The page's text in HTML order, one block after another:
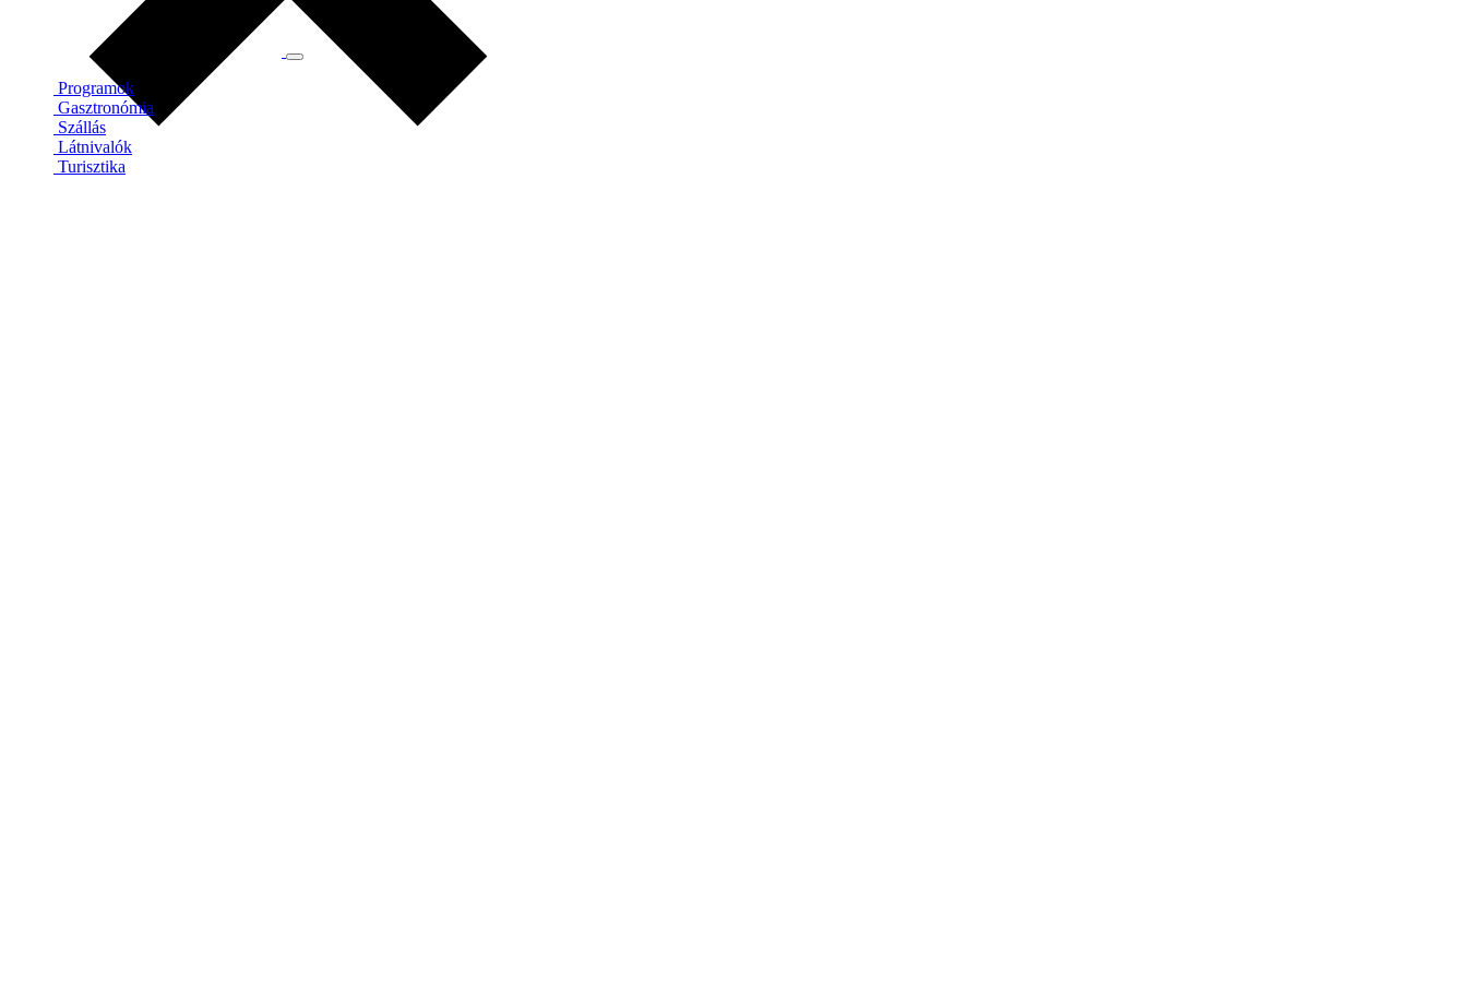
Programok
Gasztronómia
Szállás
Látnivalók
Turisztika